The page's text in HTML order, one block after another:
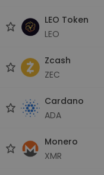
LEO Token
LEO
Zcash
ZEC
Cardano
ADA
Monero
XMR